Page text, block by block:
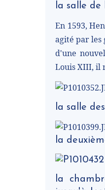
la salle de
En 1593,
agité par les
d'une
Louis XIII, il
la salle
la
la